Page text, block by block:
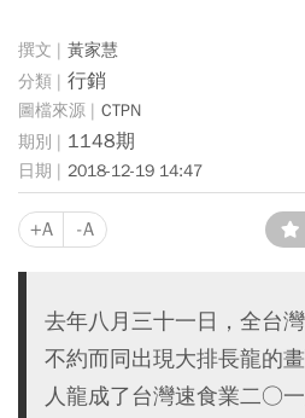
黃家慧
行銷
CTPN
1148期
2018-12-19 14:47
+A -A
去年八月三十一日，全台
不約而同出現大排長龍的
人龍成了台灣速食業二○